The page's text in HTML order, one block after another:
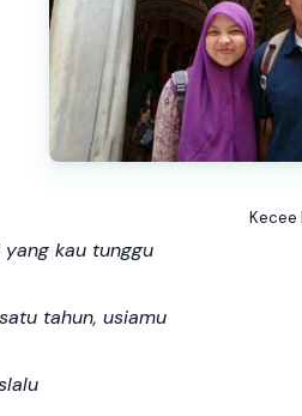
Kecee
kau tunggu
tahun, usiamu